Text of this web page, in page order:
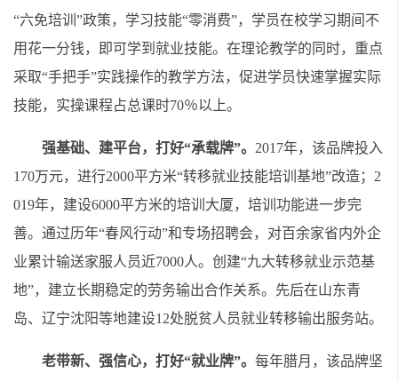
“六免培训”政策，学习技能“零消费”，学员在校学习期间不
用花一分钱，即可学到就业技能。在理论教学的同时，重点
采取“手把手”实践操作的教学方法，促进学员快速掌握实际
技能，实操课程占总课时70％以上。
强基础、建平台，打好“承载牌”。 2017年，该品牌投入
170万元，进行2000平方米“转移就业技能培训基地”改造；2
019年，建设6000平方米的培训大厦，培训功能进一步完
善。通过历年“春风行动”和专场招聘会，对百余家省内外企
业累计输送家服人员近7000人。创建“九大转移就业示范基
地”，建立长期稳定的劳务输出合作关系。先后在山东青
岛、辽宁沈阳等地建设12处脱贫人员就业转移输出服务站。
老带新、强信心，打好“就业牌”。 每年腊月，该品牌坚